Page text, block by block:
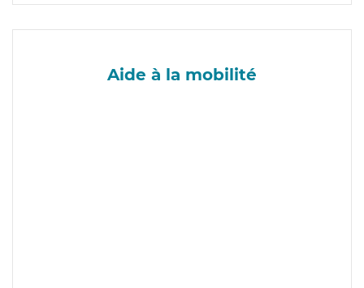
Aide à la mobilité